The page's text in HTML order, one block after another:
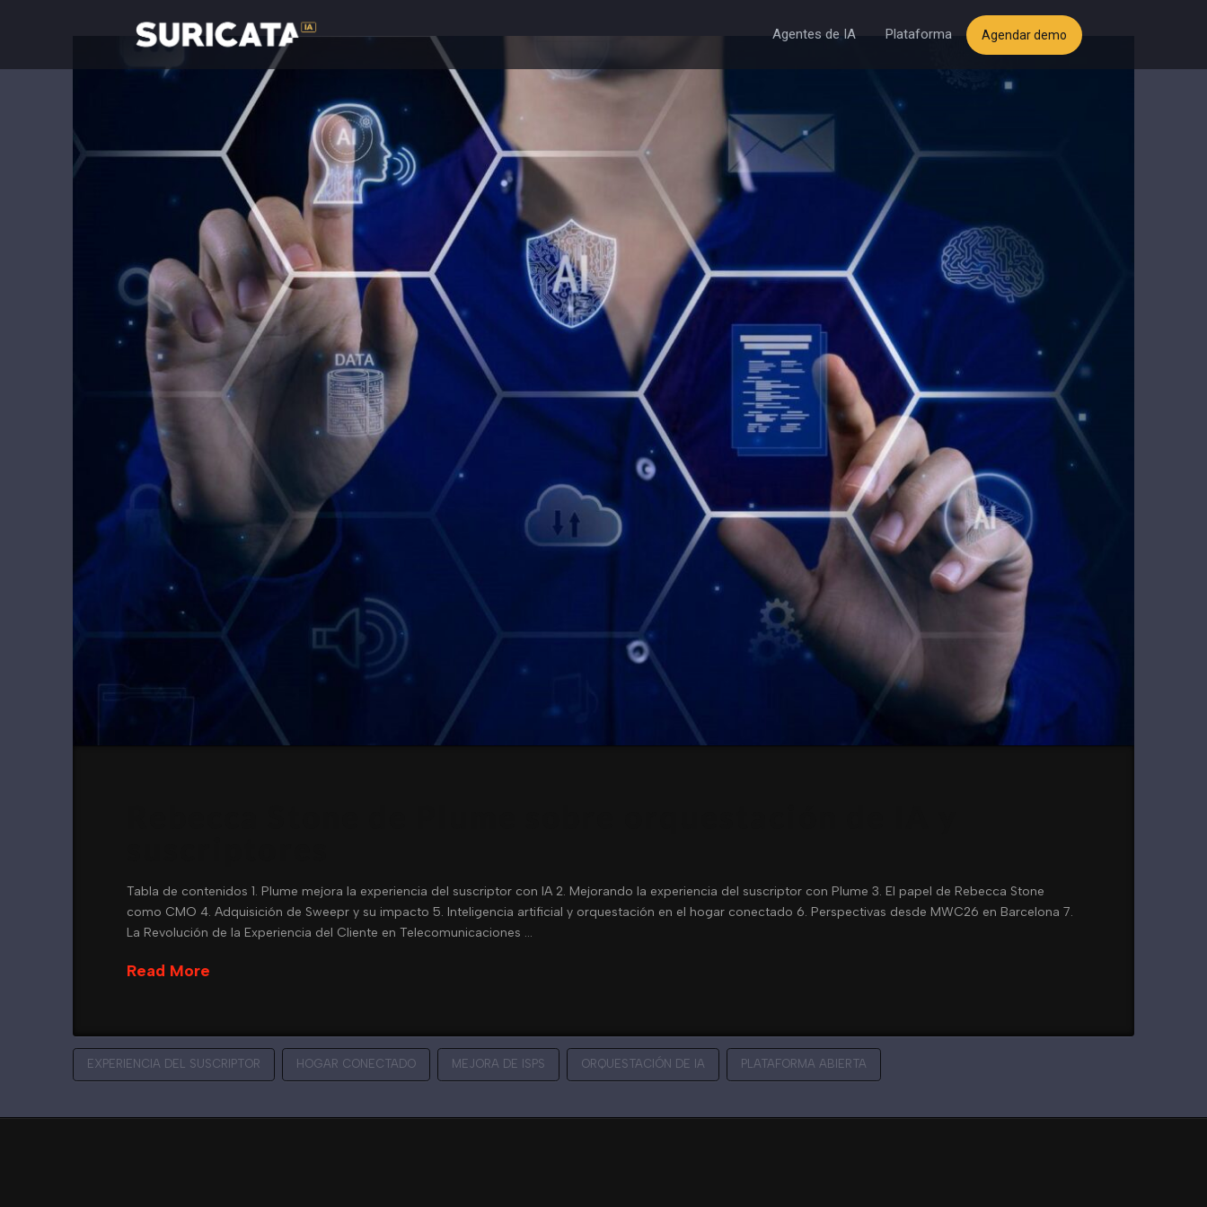
Agentes de IA Plataforma Agendar demo
Tabla de contenidos 1. Plume mejora la experiencia del suscriptor con IA 2. Mejorando la experiencia del suscriptor con Plume 3. El papel de Rebecca Stone
como CMO 4. Adquisición de Sweepr y su impacto 5. Inteligencia artificial y orquestación en el hogar conectado 6. Perspectivas desde MWC26 en Barcelona 7.
La Revolución de la Experiencia del Cliente en Telecomunicaciones …
Read More
EXPERIENCIA DEL SUSCRIPTOR HOGAR CONECTADO MEJORA DE ISPS ORQUESTACIÓN DE IA PLATAFORMA ABIERTA